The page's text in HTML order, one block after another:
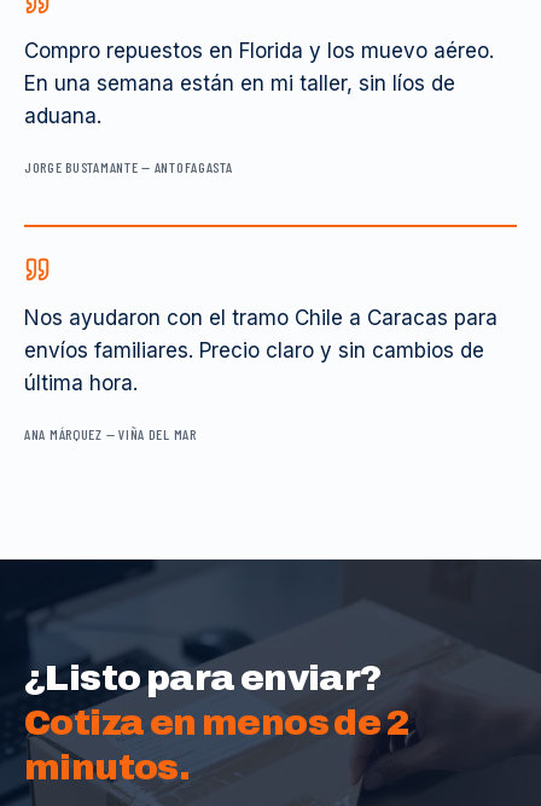
Compro repuestos en Florida y los muevo aéreo.
En una semana están en mi taller, sin líos de
aduana.
JORGE BUSTAMANTE — ANTOFAGASTA
Nos ayudaron con el tramo Chile a Caracas para
envíos familiares. Precio claro y sin cambios de
última hora.
ANA MÁRQUEZ —VIÑA DEL MAR
¿Listo para enviar?
Cotiza en menos de 2
minutos.